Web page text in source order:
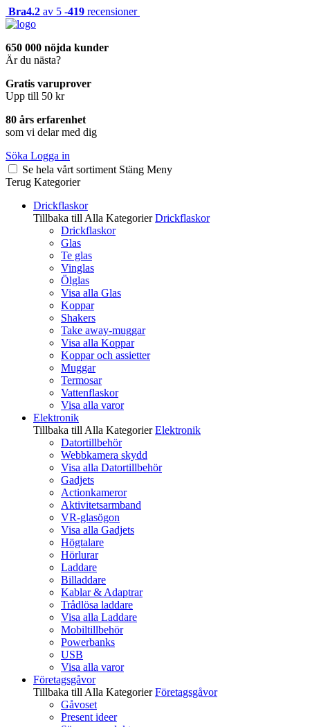
Bra4.2 av 5 -419 recensioner
650 000 nöjda kunder
Är du nästa?
Gratis varuprover
Upp till 50 kr
80 års erfarenhet
som vi delar med dig
Söka Logga in
Se hela vårt sortiment Stäng Meny
Terug Kategorier
Drickflaskor
Tillbaka till Alla Kategorier Drickflaskor
Drickflaskor
Glas
Te glas
Vinglas
Ölglas
Visa alla Glas
Koppar
Shakers
Take away-muggar
Visa alla Koppar
Koppar och assietter
Muggar
Termosar
Vattenflaskor
Visa alla varor
Elektronik
Tillbaka till Alla Kategorier Elektronik
Datortillbehör
Webbkamera skydd
Visa alla Datortillbehör
Gadjets
Actionkameror
Aktivitetsarmband
VR-glasögon
Visa alla Gadjets
Högtalare
Hörlurar
Laddare
Billaddare
Kablar & Adaptrar
Trådlösa laddare
Visa alla Laddare
Mobiltillbehör
Powerbanks
USB
Visa alla varor
Företagsgåvor
Tillbaka till Alla Kategorier Företagsgåvor
Gåvoset
Present ideer